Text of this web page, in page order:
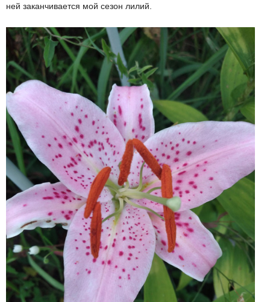
ней заканчивается мой сезон лилий.